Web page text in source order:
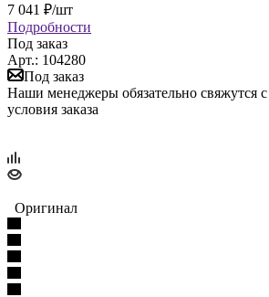
7 041 ₽/шт
Подробности
Под заказ
Арт.: 104280
Под заказ
Наши менеджеры обязательно свяжутся
условия заказа
Оригинал